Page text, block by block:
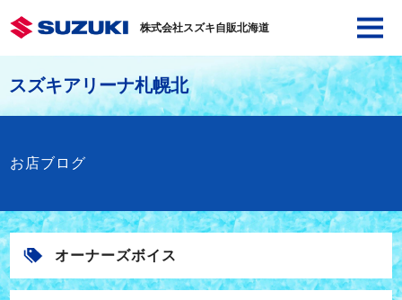
株式会社スズキ自販北海道
スズキアリーナ札幌北
お店ブログ
オーナーズボイス